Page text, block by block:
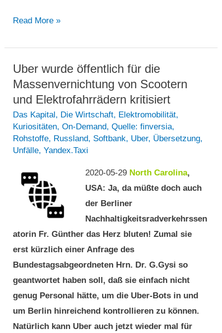
Uber
ins
Berliner
Umland
Read More »
Uber wurde öffentlich für die
Massenvernichtung von Scootern
und Elektrofahrrädern kritisiert
Das Kapital , Die Wirtschaft, Elektromobilität,
Kuriositäten,On-Demand,Quelle: finversia,
Rohstoffe, Russland, Softbank, Uber, Übersetzung,
Unfälle,Yandex.Taxi
2020-05-29 North Carolina,
USA: Ja, da müßte doch auch
der Berliner
Nachhaltigkeitsradverkehrssen
atorin Fr. Günther das Herz bluten! Zumal sie
erst kürzlich einer Anfrage des
Bundestagsabgeordneten Hrn. Dr. G.Gysi so
geantwortet haben soll, daß sie einfach nicht
genug Personal hätte, um die Uber-Bots in und
um Berlin hinreichend kontrollieren zu können.
Natürlich kann Uber auch jetzt wieder mal für